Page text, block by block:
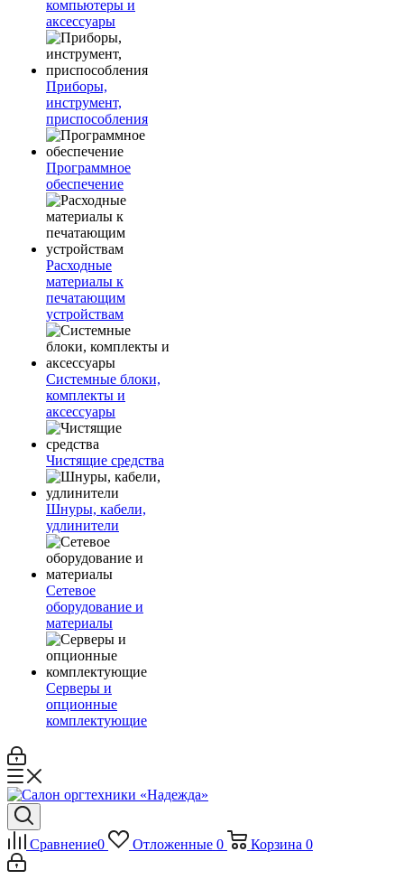
компьютеры и
аксессуары
Приборы,
инструмент,
приспособления
Программное
обеспечение
Расходные
материалы к
печатающим
устройствам
Системные блоки,
комплекты и
аксессуары
Чистящие средства
Шнуры, кабели,
удлинители
Сетевое
оборудование и
материалы
Серверы и
опционные
комплектующие
Сравнение0 Отложенные 0 Корзина 0